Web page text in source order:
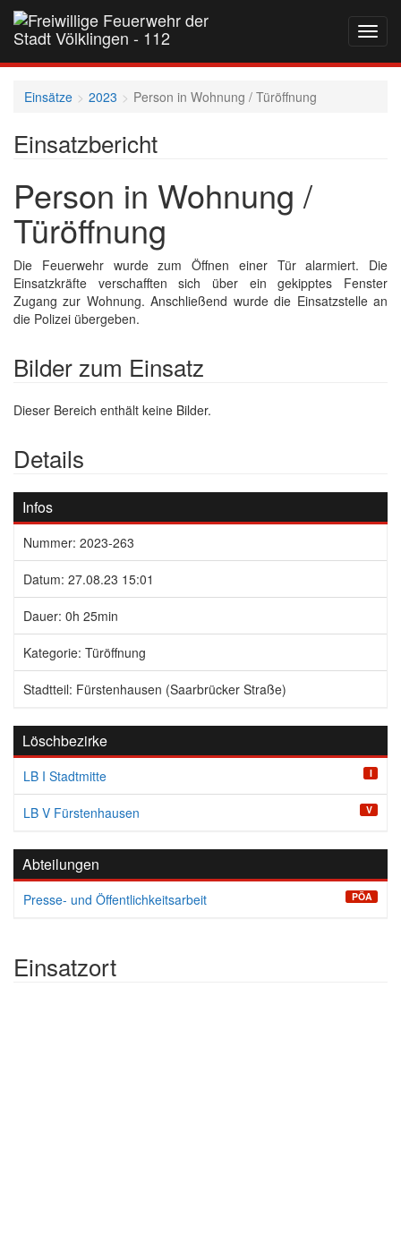
auf-
und
Einsätze 2023 Person in Wohnung / Türöffnung
Einsatzbericht
Person in Wohnung /
Türöffnung
Die Feuerwehr wurde zum Öffnen einer Tür alarmiert. Die
Einsatzkräfte verschafften sich über ein gekipptes Fenster
Zugang zur Wohnung. Anschließend wurde die Einsatzstelle an
die Polizei übergeben.
Bilder zum Einsatz
Dieser Bereich enthält keine Bilder.
Details
Infos
Nummer: 2023-263
Datum: 27.08.23 15:01
Dauer: 0h 25min
Kategorie: Türöffnung
Stadtteil: Fürstenhausen (Saarbrücker Straße)
Löschbezirke
LB I Stadtmitte I
LB V Fürstenhausen V
Abteilungen
Presse- und Öffentlichkeitsarbeit PÖA
Einsatzort